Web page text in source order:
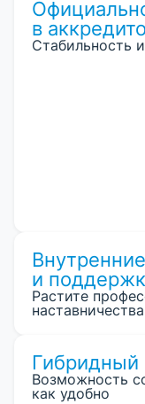
в
Cтабильность
и
Растите
Гибридный
Возможность
как удобно